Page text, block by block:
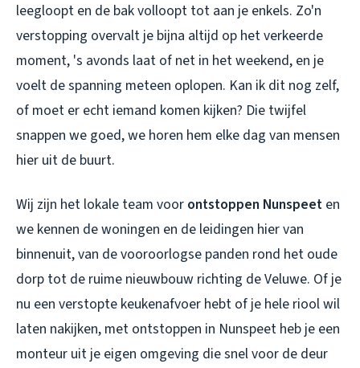
leegloopt en de bak volloopt tot aan je enkels. Zo'n
verstopping overvalt je bijna altijd op het verkeerde
moment, 's avonds laat of net in het weekend, en je
voelt de spanning meteen oplopen. Kan ik dit nog zelf,
of moet er echt iemand komen kijken? Die twijfel
snappen we goed, we horen hem elke dag van mensen
hier uit de buurt.
Wij zijn het lokale team voor ontstoppen Nunspeet en
we kennen de woningen en de leidingen hier van
binnenuit, van de vooroorlogse panden rond het oude
dorp tot de ruime nieuwbouw richting de Veluwe. Of je
nu een verstopte keukenafvoer hebt of je hele riool wil
laten nakijken, met ontstoppen in Nunspeet heb je een
monteur uit je eigen omgeving die snel voor de deur